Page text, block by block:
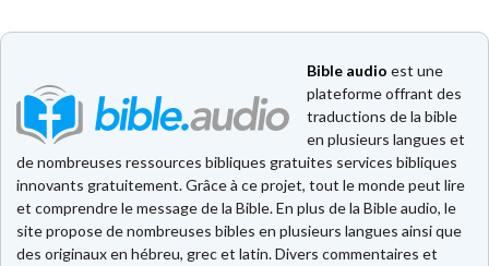
Bible audio est une
plateforme offrant des
traductions de la bible
en plusieurs langues et
de nombreuses ressources bibliques gratuites services bibliques
innovants gratuitement. Grâce à ce projet, tout le monde peut lire
et comprendre le message de la Bible. En plus de la Bible audio, le
site propose de nombreuses bibles en plusieurs langues ainsi que
des originaux en hébreu, grec et latin. Divers commentaires et